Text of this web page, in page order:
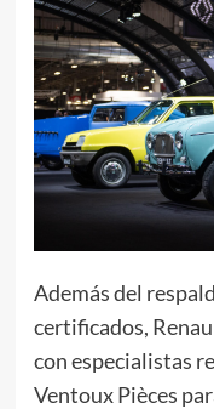
Además del
certificados,
con especialistas
Ventoux Pièces